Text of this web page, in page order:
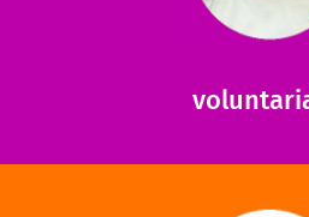
ajudar com certos assuntos.
saiba como nos